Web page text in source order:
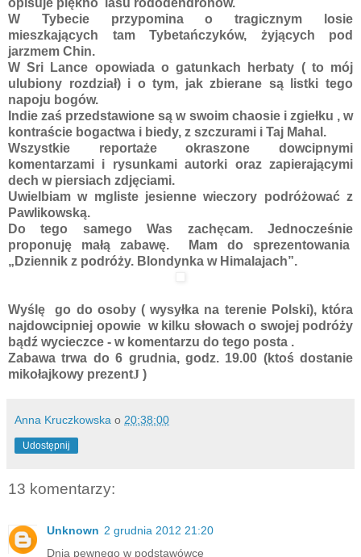
opisuje piękno lasu rododendronów.
W Tybecie przypomina o tragicznym losie
mieszkających tam Tybetańczyków, żyjących pod
jarzmem Chin.
W Sri Lance opowiada o gatunkach herbaty ( to mój
ulubiony rozdział) i o tym, jak zbierane są listki tego
napoju bogów.
Indie zaś przedstawione są w swoim chaosie i zgiełku , w
kontraście bogactwa i biedy, z szczurami i Taj Mahal.
Wszystkie reportaże okraszone dowcipnymi
komentarzami i rysunkami autorki oraz zapierającymi
dech w piersiach zdjęciami.
Uwielbiam w mgliste jesienne wieczory podróżować z
Pawlikowską.
Do tego samego Was zachęcam. Jednocześnie
proponuję małą zabawę. Mam do sprezentowania
„Dziennik z podróży. Blondynka w Himalajach”.
Wyślę go do osoby ( wysyłka na terenie Polski), która
najdowcipniej opowie w kilku słowach o swojej podróży
bądź wycieczce - w komentarzu do tego posta .
Zabawa trwa do 6 grudnia, godz. 19.00 (ktoś dostanie
Anna Kruczkowska
Unknown
2 grudnia 2012 21:20